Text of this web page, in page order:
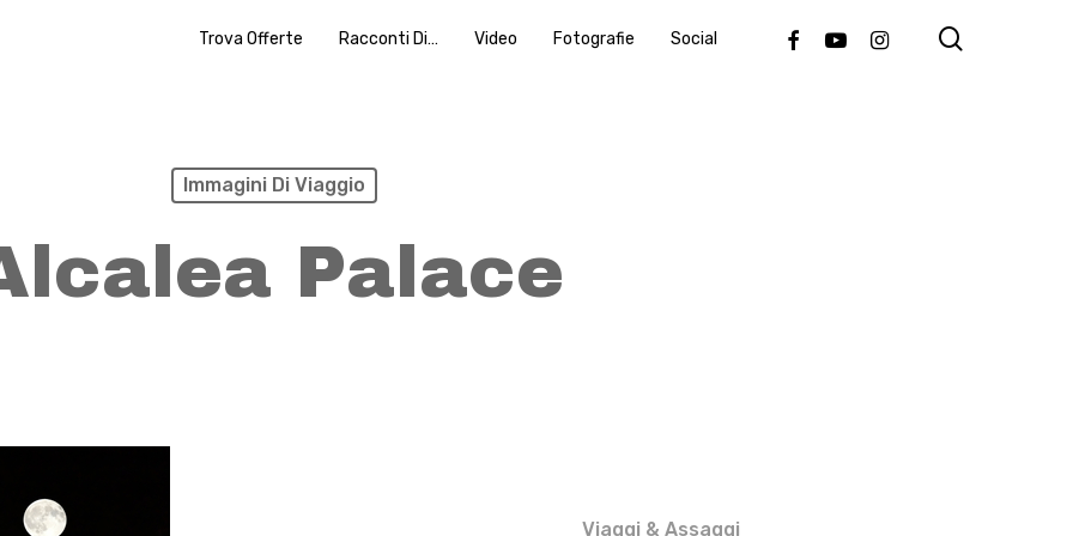
Trova Offerte Racconti Di… Video Fotografie Social FacebookYoutubeInstagram
Immagini Di Viaggio
Palace
Viaggi & Assaggi